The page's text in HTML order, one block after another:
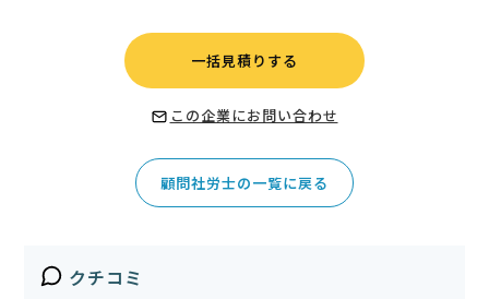
一括見積りする
この企業にお問い合わせ
顧問社労士の一覧に戻る
クチコミ